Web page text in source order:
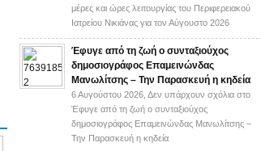
μέρες και ώρες λειτουργίας του Περιφερειακού
Ιατρείου Νικιάνας για τον Αύγουστο 2026
Έφυγε από τη ζωή ο συνταξιούχος
δημοσιογράφος Επαμεινώνδας
Μανωλίτσης – Την Παρασκευή η κηδεία
6 Αυγούστου 2026, Δεν υπάρχουν σχόλια στο
Έφυγε από τη ζωή ο συνταξιούχος
δημοσιογράφος Επαμεινώνδας Μανωλίτσης –
Την Παρασκευή η κηδεία